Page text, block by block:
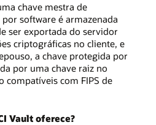
chave mestra de
software é armazenada
ser exportada do servidor
criptográficas no cliente, e
a chave protegida por
por uma chave raiz no
compatíveis com FIPS de
Vault oferece?